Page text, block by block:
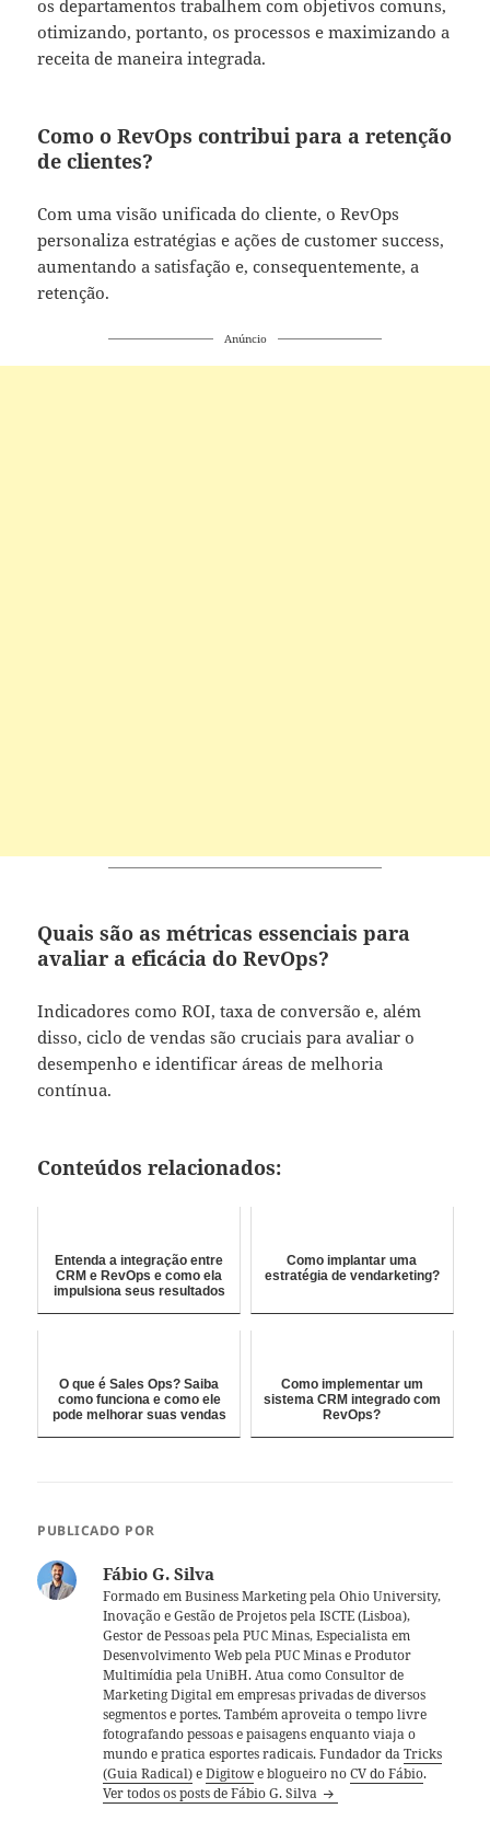
os departamentos trabalhem com objetivos comuns,
otimizando, portanto, os processos e maximizando a
receita de maneira integrada.
Como o RevOps contribui para a retenção
de clientes?
Com uma visão unificada do cliente, o RevOps
personaliza estratégias e ações de customer success,
aumentando a satisfação e, consequentemente, a
retenção.
Anúncio
Quais são as métricas essenciais para
avaliar a eficácia do RevOps?
Indicadores como ROI, taxa de conversão e, além
disso, ciclo de vendas são cruciais para avaliar o
desempenho e identificar áreas de melhoria
contínua.
Conteúdos relacionados:
Entenda a integração entre
CRM e RevOps e como ela
impulsiona seus resultados
Como implantar uma
estratégia de vendarketing?
O que é Sales Ops? Saiba
como funciona e como ele
pode melhorar suas vendas
Como implementar um
sistema CRM integrado com
RevOps?
PUBLICADO POR
Fábio G. Silva
Formado em Business Marketing pela Ohio University,
Inovação e Gestão de Projetos pela ISCTE (Lisboa),
Gestor de Pessoas pela PUC Minas, Especialista em
Desenvolvimento Web pela PUC Minas e Produtor
Multimídia pela UniBH. Atua como Consultor de
Marketing Digital em empresas privadas de diversos
segmentos e portes. Também aproveita o tempo livre
fotografando pessoas e paisagens enquanto viaja o
mundo e pratica esportes radicais. Fundador daTricks
(Guia Radical)eDigitowe blogueiro noCV do Fábio.
Ver todos os posts de Fábio G. Silva